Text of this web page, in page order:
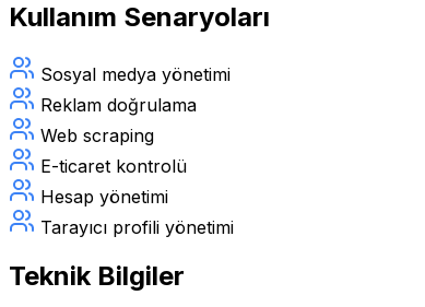
Kullanım Senaryoları
Sosyal medya yönetimi
Reklam doğrulama
Web scraping
E-ticaret kontrolü
Hesap yönetimi
Tarayıcı profili yönetimi
Teknik Bilgiler